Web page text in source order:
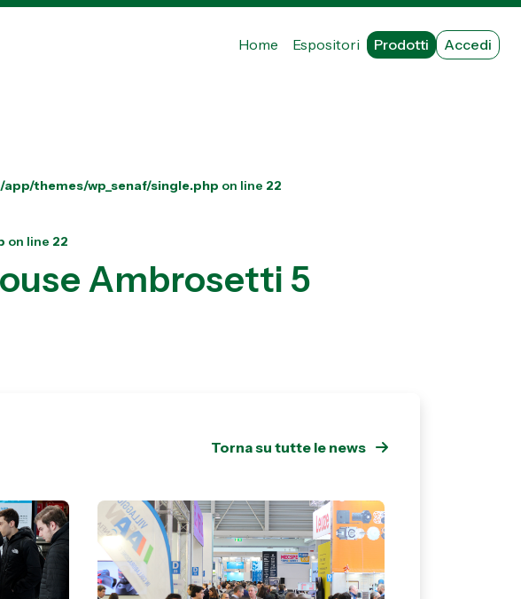
Home Espositori Prodotti Accedi
themes/wp_senaf/single.php on line 22
on line 22
Ambrosetti 5
Torna su tutte le news